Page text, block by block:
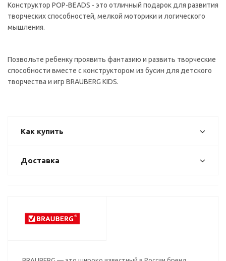
Конструктор POP-BEADS - это отличный подарок для развития
творческих способностей, мелкой моторики и логического
мышления.
Позвольте ребенку проявить фантазию и развить творческие
способности вместе с конструктором из бусин для детского
творчества и игр BRAUBERG KIDS.
Как купить
Доставка